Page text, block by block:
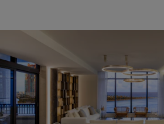
Vieni a trovarci
Servizi al cliente